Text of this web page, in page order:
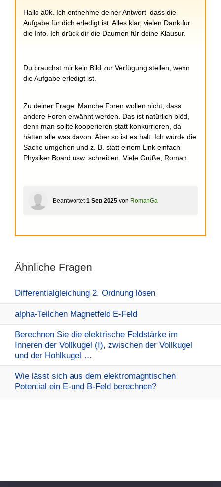
Hallo a0k. Ich entnehme deiner Antwort, dass die
Aufgabe für dich erledigt ist. Alles klar, vielen Dank für
die Info. Ich drück dir die Daumen für deine Klausur.
Du brauchst mir kein Bild zur Verfügung stellen, wenn
die Aufgabe erledigt ist.
Zu deiner Frage: Manche Foren wollen nicht, dass
andere Foren erwähnt werden. Das ist natürlich blöd,
denn man sollte kooperieren statt konkurrieren, da
hätten alle was davon. Aber so ist es halt. Ich würde die
Sache umgehen und z. B. statt einem Link einfach
Physiker Board usw. schreiben. Viele Grüße, Roman
Beantwortet 1 Sep 2025 von RomanGa
Ähnliche Fragen
Differentialgleichung 2. Ordnung lösen
alpha-Teilchen Magnetfeld E-Feld
Berechnen Sie die elektrische Feldstärke im
Inneren der Vollkugel (I), zwischen der Vollkugel
und der Hohlkugel …
Wie lässt sich aus dem elektromagntischen
Potential ein E-und B-Feld berechnen?